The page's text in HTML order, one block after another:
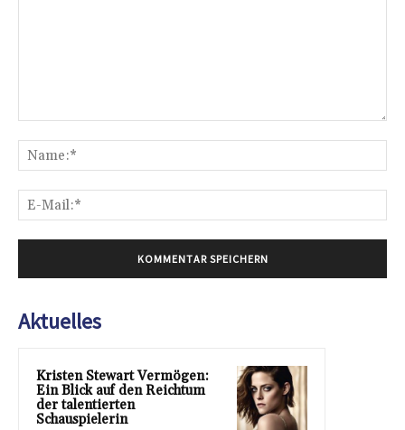
Aktuelles
Kristen Stewart Vermögen:
Ein Blick auf den Reichtum
der talentierten
Schauspielerin